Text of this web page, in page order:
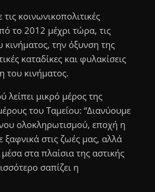
κοινωνικοπολιτικές
το 2012 μέχρι τώρα, τις
κινήματος, την όξυνση της
καταδίκες και φυλακίσεις
του κινήματος.
λείπει μικρό μέρος της
του Ταμείου: “Διανύουμε
ολοκληρωτισμού, εποχή η
ξαφνικά στις ζωές μας, αλλά
στα πλαίσια της αστικής
σαπίζει η